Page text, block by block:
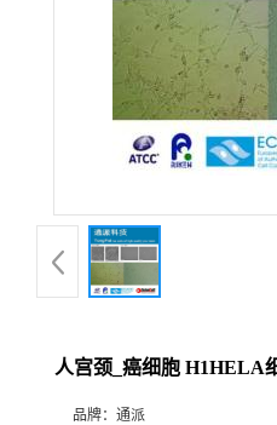
人宫颈_癌细胞 H1HELA
品牌： 通派